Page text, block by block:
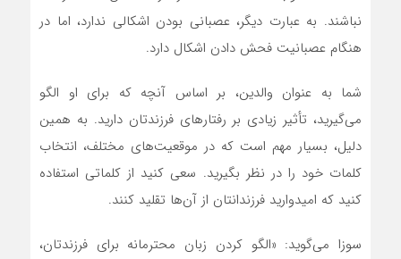
نباشند. به عبارت دیگر، عصبانی بودن اشکالی ندارد، اما در
هنگام عصبانیت فحش دادن اشکال دارد.
شما به عنوان والدین، بر اساس آنچه که برای او الگو
می‌گیرید، تأثیر زیادی بر رفتار‌های فرزندتان دارید. به همین
دلیل، بسیار مهم است که در موقعیت‌های مختلف، انتخاب
کلمات خود را در نظر بگیرید. سعی کنید از کلماتی استفاده
کنید که امیدوارید فرزندانتان از آن‌ها تقلید کنند.
سوزا می‌گوید: «الگو کردن زبان محترمانه برای فرزندتان،